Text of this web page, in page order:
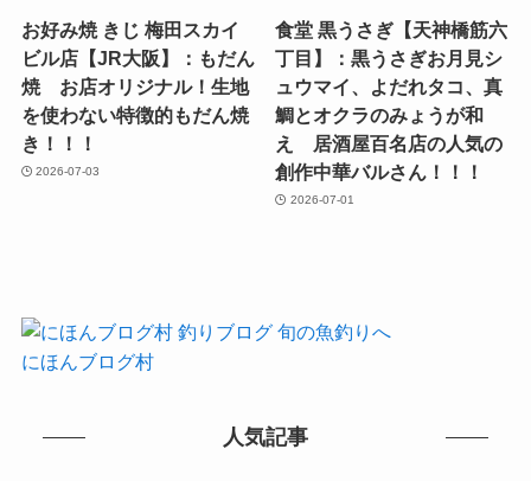
お好み焼 きじ 梅田スカイ
ビル店【JR大阪】：もだん
焼 お店オリジナル！生地
を使わない特徴的もだん焼
き！！！
2026-07-03
食堂 黒うさぎ【天神橋筋六
丁目】：黒うさぎお月見シ
ュウマイ、よだれタコ、真
鯛とオクラのみょうが和
え 居酒屋百名店の人気の
創作中華バルさん！！！
2026-07-01
にほんブログ村
人気記事